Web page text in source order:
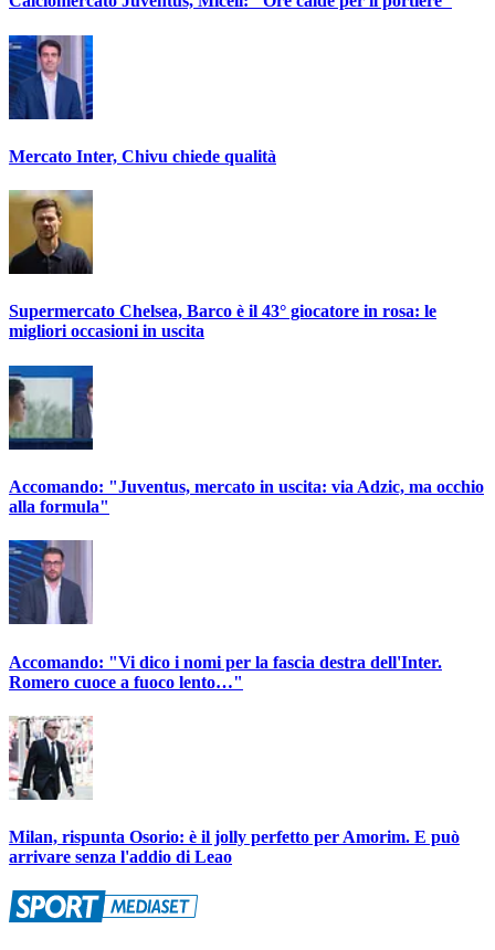
Mercato Inter, Chivu chiede qualità
Supermercato Chelsea, Barco è il 43° giocatore in rosa: le
migliori occasioni in uscita
Accomando: "Juventus, mercato in uscita: via Adzic, ma occhio
alla formula"
Accomando: "Vi dico i nomi per la fascia destra dell'Inter.
Romero cuoce a fuoco lento…"
Milan, rispunta Osorio: è il jolly perfetto per Amorim. E può
arrivare senza l'addio di Leao